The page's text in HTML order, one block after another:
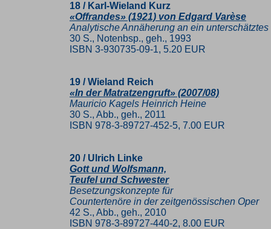
18 / Karl-Wieland Kurz
«Offrandes» (1921) von Edgard Varèse
Analytische Annäherung an ein unterschätztes
30 S., Notenbsp., geh., 1993
ISBN 3-930735-09-1, 5.20 EUR
19 / Wieland Reich
«In der Matratzengruft» (2007/08)
Mauricio Kagels Heinrich Heine
30 S., Abb., geh., 2011
ISBN 978-3-89727-452-5, 7.00 EUR
20 / Ulrich Linke
Gott und Wolfsmann,
Teufel und Schwester
Besetzungskonzepte für
Countertenöre in der zeitgenössischen Oper
42 S., Abb., geh., 2010
ISBN 978-3-89727-440-2, 8.00 EUR